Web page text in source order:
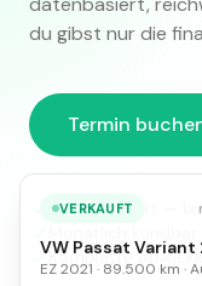
du gibst nur die
Termin
Erfolgsbasiert —
Komplette
VERKAUFT
VW Passat Variant
EZ 2021 · 89.500 km ·